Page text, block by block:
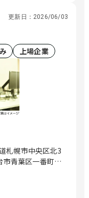
園、研究学園、さ
与野、水天宮
赤坂
更新日： 2026/06/03
上場企業
札幌市中央区北3
青葉区一番町4-
上木崎1-14-6